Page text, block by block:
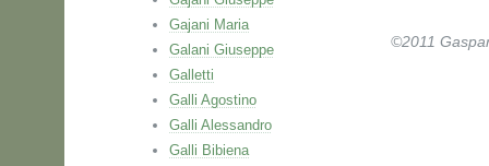
Gajani Maria
Galani Giuseppe
Galletti
Galli Agostino
Galli Alessandro
Galli Bibiena
©2011